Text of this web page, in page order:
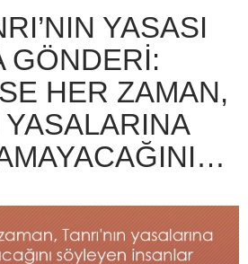
YASASI
GÖNDERI:
HER ZAMAN,
YASALARINA